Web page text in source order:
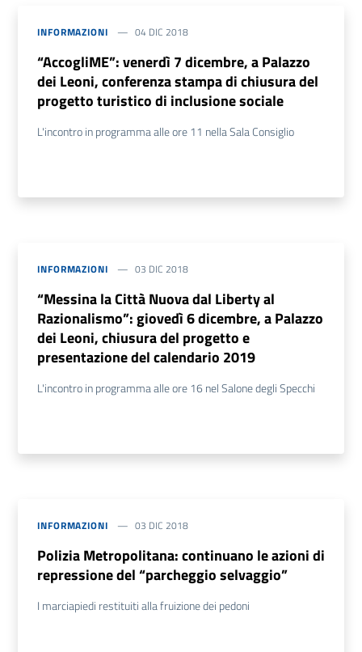
INFORMAZIONI 04 DIC 2018
“AccogliME”: venerdì 7 dicembre, a Palazzo
dei Leoni, conferenza stampa di chiusura del
progetto turistico di inclusione sociale
L'incontro in programma alle ore 11 nella Sala Consiglio
INFORMAZIONI 03 DIC 2018
“Messina la Città Nuova dal Liberty al
Razionalismo”: giovedì 6 dicembre, a Palazzo
dei Leoni, chiusura del progetto e
presentazione del calendario 2019
L'incontro in programma alle ore 16 nel Salone degli Specchi
INFORMAZIONI 03 DIC 2018
Polizia Metropolitana: continuano le azioni di
repressione del “parcheggio selvaggio”
I marciapiedi restituiti alla fruizione dei pedoni